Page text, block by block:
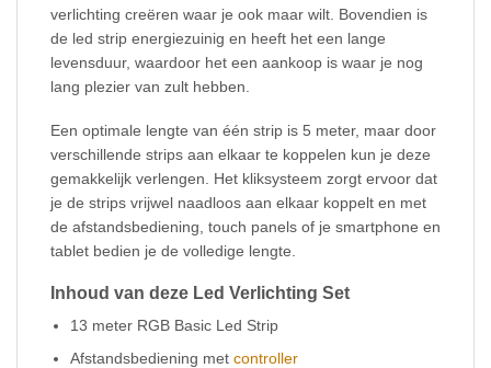
verlichting creëren waar je ook maar wilt. Bovendien is
de led strip energiezuinig en heeft het een lange
levensduur, waardoor het een aankoop is waar je nog
lang plezier van zult hebben.
Een optimale lengte van één strip is 5 meter, maar door
verschillende strips aan elkaar te koppelen kun je deze
gemakkelijk verlengen. Het kliksysteem zorgt ervoor dat
je de strips vrijwel naadloos aan elkaar koppelt en met
de afstandsbediening, touch panels of je smartphone en
tablet bedien je de volledige lengte.
Inhoud van deze Led Verlichting Set
13 meter RGB Basic Led Strip
Afstandsbediening metcontroller